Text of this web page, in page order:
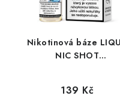
Nikotinová báze
NIC SHOT
139 Kč